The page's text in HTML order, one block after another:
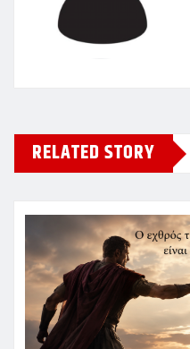
RELATED STORY